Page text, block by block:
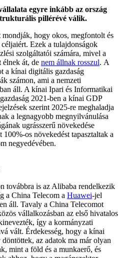
egyre inkább az ország
pillérévé válik.
hogy okos, megfontolt és
Ezek a tulajdonságok
szolgáltatói számára, mivel a
élnek át, de nem állnak rosszul. A
a kínai digitális gazdaság
számon, ami a nemzeti
áll. A kínai Ipari és Informatikai
2021-ben a kínai GDP
szerint 2025-re meghaladja
a legnagyobb megnyilvánulása
ugrásszerű növekedése
os növekedést tapasztaltak a
negyedévében.
továbbra is az Alibaba rendelkezik
a China Telecom a Huawei-jel
áll. Tavaly a China Telecomot
vállalkozásban az első hivatalos
így a kormányzati
vált. Érdekesség, hogy a kínai
az adatok ma már olyan
mint a föld és a munkaerő, és